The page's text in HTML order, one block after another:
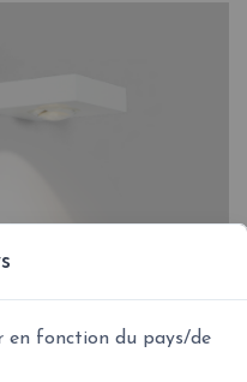
en fonction du pays/de